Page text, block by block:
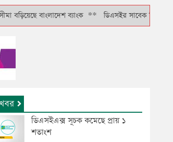
বাংলাদেশ ব্যাংক**ডিএসইর সাবেক সিআরও খাইরুল
ডিএসইএক্স সূচক কমেছে প্রায় ১
শতাংশ